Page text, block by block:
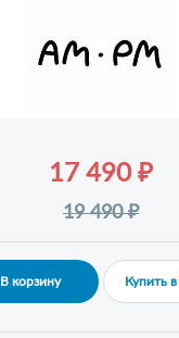
17 490 ₽
19 490 ₽
В корзину Купить